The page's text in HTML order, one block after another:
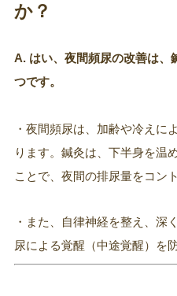
か？
A. はい、夜間頻尿の改善は、
つです。
・夜間頻尿は、加齢や冷えに
ります。鍼灸は、下半身を温
ことで、夜間の排尿量をコン
・また、自律神経を整え、深
尿による覚醒（中途覚醒）を